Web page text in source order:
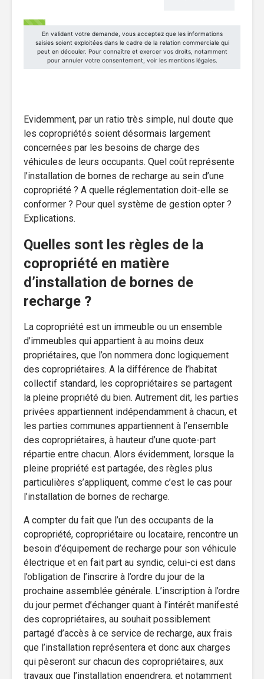
Evidemment, par un ratio très simple, nul doute que
les copropriétés soient désormais largement
concernées par les besoins de charge des
véhicules de leurs occupants. Quel coût représente
l’installation de bornes de recharge au sein d’une
copropriété ? A quelle réglementation doit-elle se
conformer ? Pour quel système de gestion opter ?
Explications.
Quelles sont les règles de la
copropriété en matière
d’installation de bornes de
recharge ?
La copropriété est un immeuble ou un ensemble
d’immeubles qui appartient à au moins deux
propriétaires, que l’on nommera donc logiquement
des copropriétaires. A la différence de l’habitat
collectif standard, les copropriétaires se partagent
la pleine propriété du bien. Autrement dit, les parties
privées appartiennent indépendamment à chacun, et
les parties communes appartiennent à l’ensemble
des copropriétaires, à hauteur d’une quote-part
répartie entre chacun. Alors évidemment, lorsque la
pleine propriété est partagée, des règles plus
particulières s’appliquent, comme c’est le cas pour
l’installation de bornes de recharge.
A compter du fait que l’un des occupants de la
copropriété, copropriétaire ou locataire, rencontre un
besoin d’équipement de recharge pour son véhicule
électrique et en fait part au syndic, celui-ci est dans
l’obligation de l’inscrire à l’ordre du jour de la
prochaine assemblée générale. L’inscription à l’ordre
du jour permet d’échanger quant à l’intérêt manifesté
des copropriétaires, au souhait possiblement
partagé d’accès à ce service de recharge, aux frais
que l’installation représentera et donc aux charges
qui pèseront sur chacun des copropriétaires, aux
travaux que l’installation engendrera, et notamment